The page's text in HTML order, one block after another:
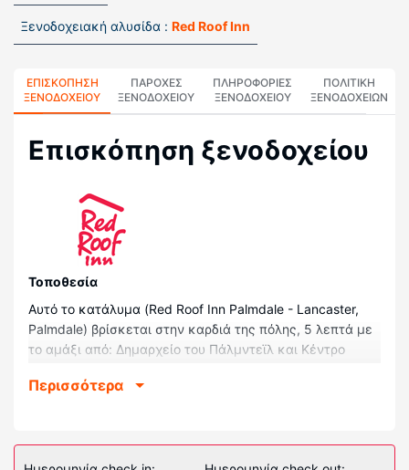
Ξενοδοχειακή αλυσίδα : Red Roof Inn
ΕΠΙΣΚΌΠΗΣΗ
ΞΕΝΟΔΟΧΕΊΟΥ
ΠΑΡΟΧΕΣ
ΞΕΝΟΔΟΧΕΙΟΥ
ΠΛΗΡΟΦΟΡΊΕΣ
ΞΕΝΟΔΟΧΕΊΟΥ
ΠΟΛΙΤΙΚΗ
ΞΕΝΟΔΟΧΕΊΩΝ
Επισκόπηση ξενοδοχείου
Τοποθεσία
Αυτό το κατάλυμα (Red Roof Inn Palmdale - Lancaster,
Palmdale) βρίσκεται στην καρδιά της πόλης, 5 λεπτά με
το αμάξι από: Δημαρχείο του Πάλμντεϊλ και Κέντρο
ξενοδοχείο απέχει 2,1 χλμ. από: Θέατρο Palmdale
Περισσότερα